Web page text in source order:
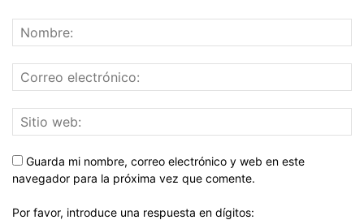
Guarda mi nombre, correo electrónico y web en este
navegador para la próxima vez que comente.
Por favor, introduce una respuesta en dígitos: